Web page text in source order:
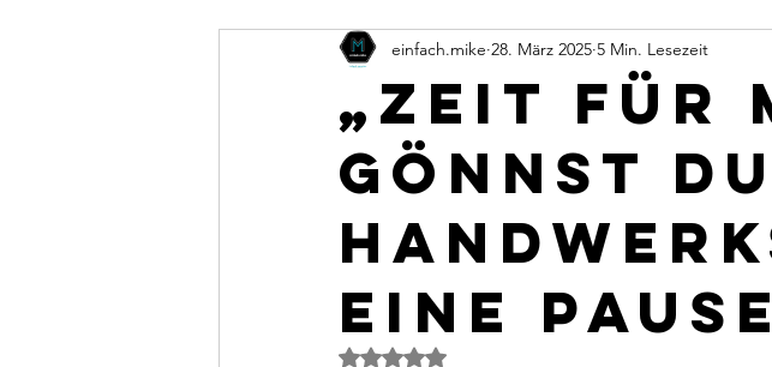
einundsechzig-Kolumne Persönliches
„Zeit für
gönnst
eine Pause
einfach.mike 28. März 2025 5 Min. Lesezeit
Mit NaN von 5 Sternen bewertet.